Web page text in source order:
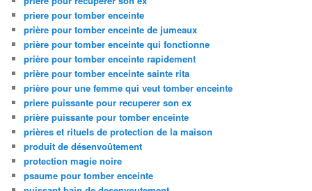
priere pour tomber enceinte
prière pour tomber enceinte de jumeaux
prière pour tomber enceinte qui fonctionne
prière pour tomber enceinte rapidement
prière pour tomber enceinte sainte rita
prière pour une femme qui veut tomber enceinte
priere puissante pour recuperer son ex
prière puissante pour tomber enceinte
prières et rituels de protection de la maison
produit de désenvoûtement
protection magie noire
psaume pour tomber enceinte